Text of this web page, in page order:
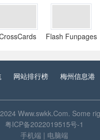
Flash Funpages
网站排行榜 梅州信息港
Www.swkk.Com. Some
粤ICP备2022019515号-1
手机端 | 电脑端